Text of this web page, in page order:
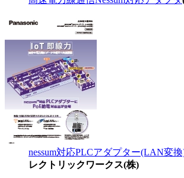
nessum対応PLCアダプター(LAN変
レクトリックワークス(株)